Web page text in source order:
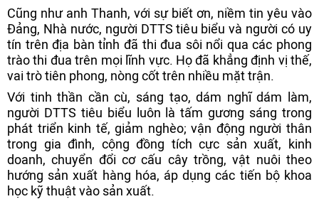
Cũng như anh Thanh, với sự biết ơn, niềm tin yêu vào
Đảng, Nhà nước, người DTTS tiêu biểu và người có uy
tín trên địa bàn tỉnh đã thi đua sôi nổi qua các phong
trào thi đua trên mọi lĩnh vực. Họ đã khẳng định vị thế,
vai trò tiên phong, nòng cốt trên nhiều mặt trận.
Với tinh thần cần cù, sáng tạo, dám nghĩ dám làm,
người DTTS tiêu biểu luôn là tấm gương sáng trong
phát triển kinh tế, giảm nghèo; vận động người thân
trong gia đình, cộng đồng tích cực sản xuất, kinh
doanh, chuyển đổi cơ cấu cây trồng, vật nuôi theo
hướng sản xuất hàng hóa, áp dụng các tiến bộ khoa
học kỹ thuật vào sản xuất.